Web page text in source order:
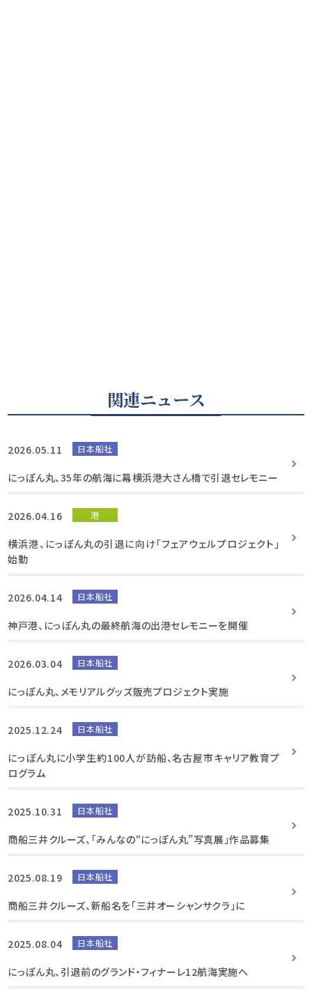
関連ニュース
2026.05.11 日本船社
にっぽん丸、35年の航海に幕横浜港大さん橋で引退セレモニー
2026.04.16 港
横浜港、にっぽん丸の引退に向け「フェアウェルプロジェクト」
始動
2026.04.14 日本船社
神戸港、にっぽん丸の最終航海の出港セレモニーを開催
2026.03.04 日本船社
にっぽん丸、メモリアルグッズ販売プロジェクト実施
2025.12.24 日本船社
にっぽん丸に小学生約100人が訪船、名古屋市キャリア教育プ
ログラム
2025.10.31 日本船社
商船三井クルーズ、「みんなの“にっぽん丸”写真展」作品募集
2025.08.19 日本船社
商船三井クルーズ、新船名を「三井オーシャンサクラ」に
2025.08.04 日本船社
にっぽん丸、引退前のグランド・フィナーレ12航海実施へ